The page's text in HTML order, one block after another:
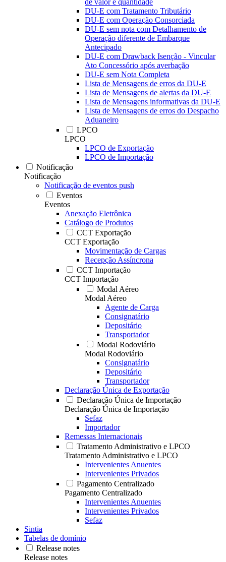
de valor e quantidade
DU-E com Tratamento Tributário
DU-E com Operação Consorciada
DU-E sem nota com Detalhamento de
Operação diferente de Embarque
Antecipado
DU-E com Drawback Isenção - Vincular
Ato Concessório após averbação
DU-E sem Nota Completa
Lista de Mensagens de erros da DU-E
Lista de Mensagens de alertas da DU-E
Lista de Mensagens informativas da DU-E
Lista de Mensagens de erros do Despacho
Aduaneiro
LPCO
LPCO
LPCO de Exportação
LPCO de Importação
Notificação
Notificação
Notificação de eventos push
Eventos
Eventos
Anexação Eletrônica
Catálogo de Produtos
CCT Exportação
CCT Exportação
Movimentação de Cargas
Recepção Assíncrona
CCT Importação
CCT Importação
Modal Aéreo
Modal Aéreo
Agente de Carga
Consignatário
Depositário
Transportador
Modal Rodoviário
Modal Rodoviário
Consignatário
Depositário
Transportador
Declaração Única de Exportação
Declaração Única de Importação
Declaração Única de Importação
Sefaz
Importador
Remessas Internacionais
Tratamento Administrativo e LPCO
Tratamento Administrativo e LPCO
Intervenientes Anuentes
Intervenientes Privados
Pagamento Centralizado
Pagamento Centralizado
Intervenientes Anuentes
Intervenientes Privados
Sefaz
Sintia
Tabelas de domínio
Release notes
Release notes